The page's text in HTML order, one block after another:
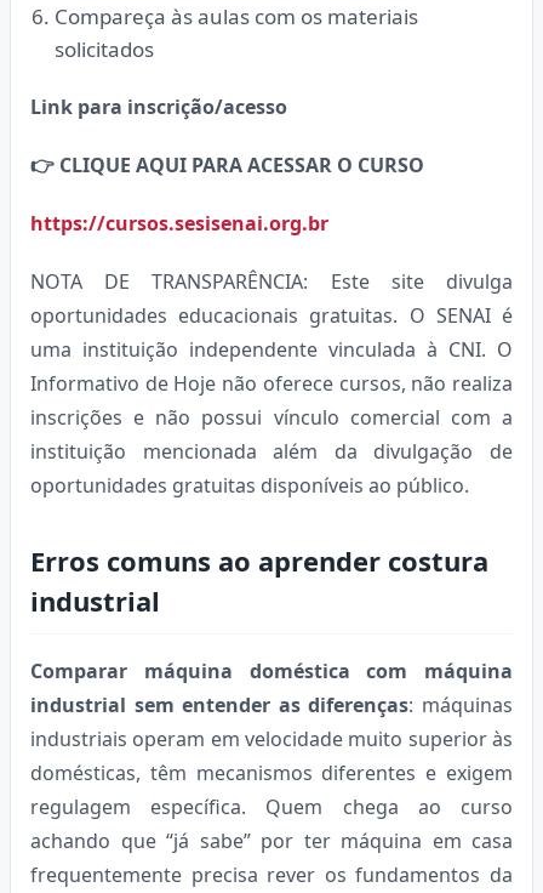
Compareça às aulas com os materiais
solicitados
Link para inscrição/acesso
👉 CLIQUE AQUI PARA ACESSAR O CURSO
https://cursos.sesisenai.org.br
NOTA DE TRANSPARÊNCIA: Este site divulga
oportunidades educacionais gratuitas. O SENAI é
uma instituição independente vinculada à CNI. O
Informativo de Hoje não oferece cursos, não realiza
inscrições e não possui vínculo comercial com a
instituição mencionada além da divulgação de
oportunidades gratuitas disponíveis ao público.
Erros comuns ao aprender costura
industrial
Comparar máquina doméstica com máquina
industrial sem entender as diferenças: máquinas
industriais operam em velocidade muito superior às
domésticas, têm mecanismos diferentes e exigem
regulagem específica. Quem chega ao curso
achando que “já sabe” por ter máquina em casa
frequentemente precisa rever os fundamentos da